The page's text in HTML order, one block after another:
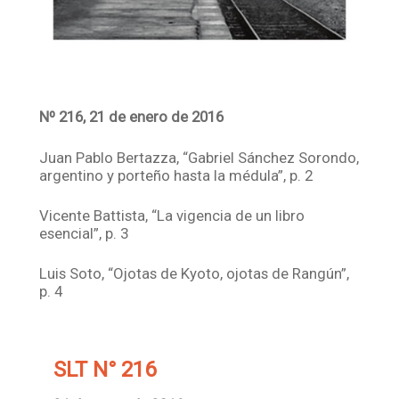
Nº 216, 21 de enero de 2016
Juan Pablo Bertazza, “Gabriel Sánchez Sorondo,
argentino y porteño hasta la médula”, p. 2
Vicente Battista, “La vigencia de un libro
esencial”, p. 3
Luis Soto, “Ojotas de Kyoto, ojotas de Rangún”,
p. 4
SLT N° 216